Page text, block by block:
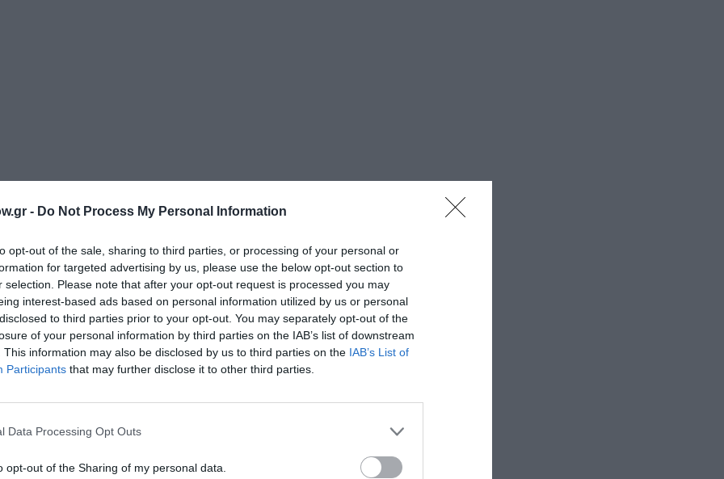
- Do Not Process My Personal Information
opt-out of the sale, sharing to third parties, or processing of your personal or
for targeted advertising by us, please use the below opt-out section to
selection. Please note that after your opt-out request is processed you may
interest-based ads based on personal information utilized by us or personal
to third parties prior to your opt-out. You may separately opt-out of the
of your personal information by third parties on the IAB’s list of downstream
This information may also be disclosed by us to third parties on the IAB’s List of
Participants that may further disclose it to other third parties.
Data Processing Opt Outs
opt-out of the Sharing of my personal data.
Λιβαδειάς)
Λάκης Λαζόπουλος